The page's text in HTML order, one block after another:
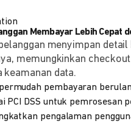
Membayar Lebih Cepat
menyimpan
memungkinkan
keamanan data.
pembayaran
PCI DSS untuk pemrosesan
pengalaman